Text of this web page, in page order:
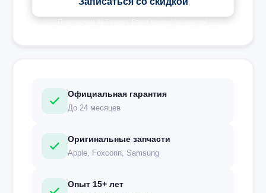
Официальная гарантия
До 24 месяцев
Оригинальные запчасти
Apple, Foxconn, Samsung
Опыт 15+ лет